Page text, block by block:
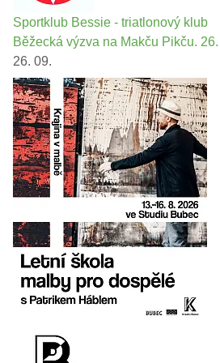
Sportklub Bessie - triatlonový klub
Běžecká výzva na Makču Pikču.
26. 09.